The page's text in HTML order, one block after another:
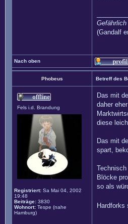
(Gandalf
Nach oben
Phobeus Betreff des
Fels i.d. Brandung
Registriert: Sa Mai 04, 2002
19:48
Beiträge: 3830
Wohnort: Tespe (nahe
Hamburg)
Das mit
daher
diese
Das mit
spart,
Blöcke
so als
Hardforks